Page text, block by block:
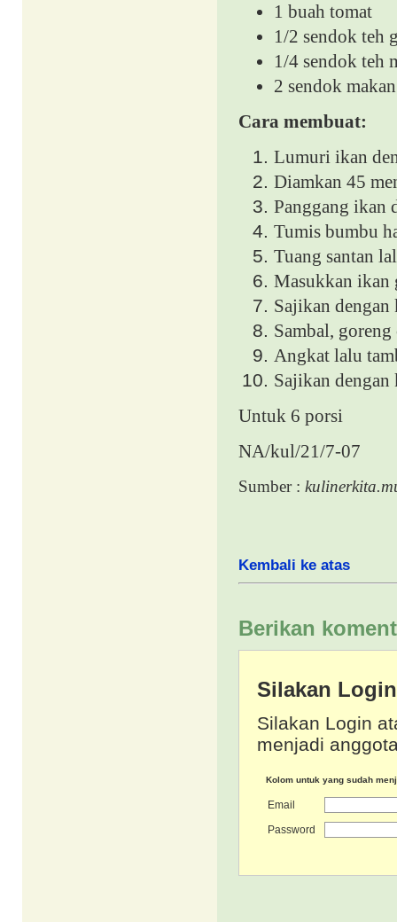
1 buah tomat
1/2 sendok teh
1/4 sendok teh
2 sendok
Cara membuat:
Lumuri ikan
Diamkan 45
Panggang ikan
Tumis bumbu
Tuang santan
Masukkan ikan
Sajikan dengan
Sambal,
Angkat lalu
Sajikan
Untuk 6 porsi
NA/kul/21/7-07
Sumber :
Kembali ke atas
Berikan
Silakan
Silakan Login
menjadi
Kolom untuk yang sudah
Email
Password